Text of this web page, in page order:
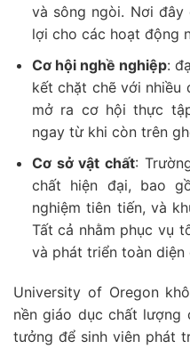
và sông ngòi. Nơi
lợi cho các hoạt động
Cơ hội nghề nghiệp:
kết chặt chẽ với nhiều
mở ra cơ hội thực
ngay từ khi còn trên
Cơ sở vật chất:
chất hiện đại, bao
nghiệm tiên tiến, và
Tất cả nhằm phục vụ
và phát triển toàn diện
University of Oregon
nền giáo dục chất
tưởng để sinh viên phát